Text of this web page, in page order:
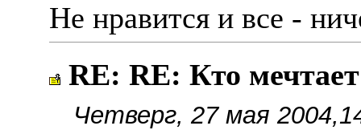
Не нравится и все -
RE: RE: Кто
Четверг, 27 мая